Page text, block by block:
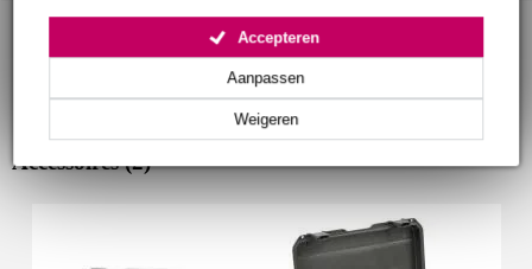
Weigeren
Aanpassen
Accepteren
Accessoires (2)